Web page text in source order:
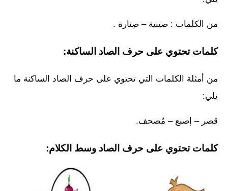
من الكلمات : صينية – صِنارة .
كلمات تحتوي على حرف الصاد الساكنة:
من أمثلة الكلمات التي تحتوي على حرف الصاد الساكنة ما
يلي:
قصر – إصبع – مُصحف.
كلمات تحتوي على حرف الصاد وسط الكلام: